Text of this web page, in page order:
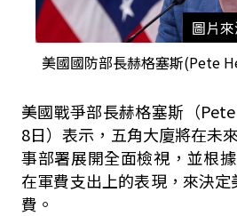
圖片
美國國防部長赫格塞斯(Pete
美國戰爭部長赫格塞斯（
8日）表示，五角大廈將在未
事部署展開全面檢視，並根
在軍費支出上的表現，來決
費。